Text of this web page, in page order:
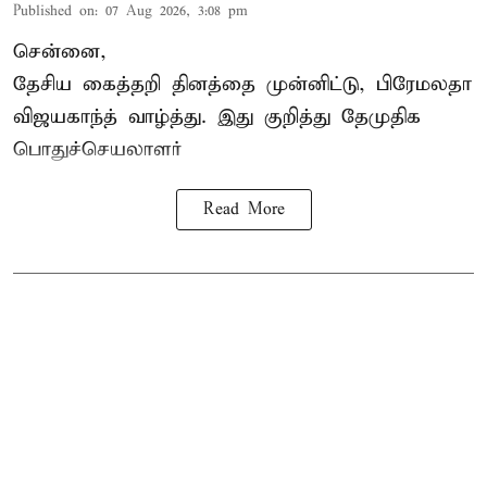
Published on: 07 Aug 2026, 3:08 pm
சென்னை,
தேசிய கைத்தறி தினத்தை முன்னிட்டு, பிரேமலதா
விஜயகாந்த் வாழ்த்து. இது குறித்து தேமுதிக
பொதுச்செயலாளர்
Read More